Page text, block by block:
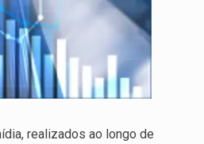
realizados ao longo de